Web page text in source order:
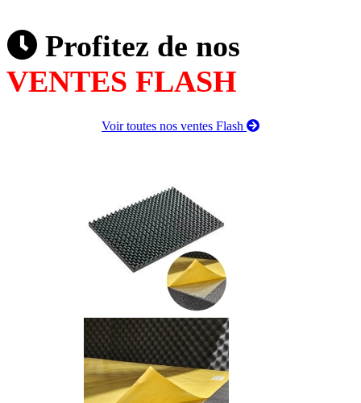
Profitez de nos
VENTES FLASH
Voir toutes nos ventes Flash